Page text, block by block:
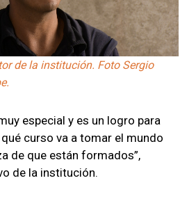
de la institución. Foto Sergio
especial y es un logro para
curso va a tomar el mundo
de que están formados”,
de la institución.